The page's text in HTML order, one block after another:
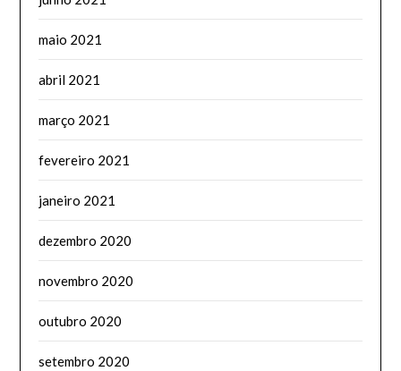
maio 2021
abril 2021
março 2021
fevereiro 2021
janeiro 2021
dezembro 2020
novembro 2020
outubro 2020
setembro 2020